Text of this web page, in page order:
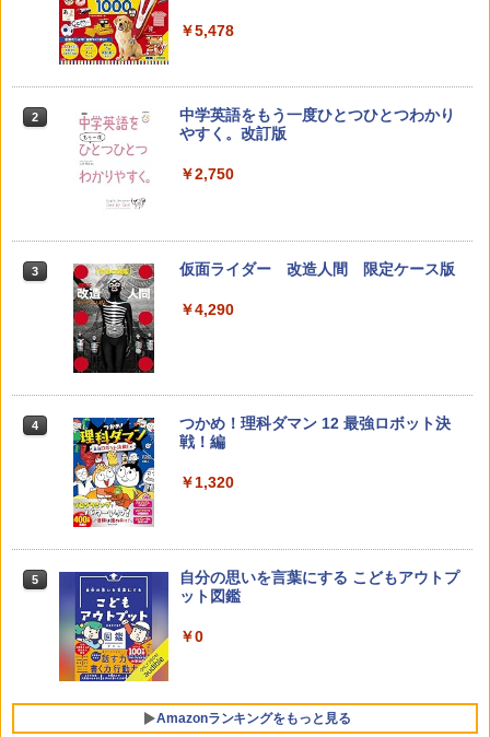
2
カウンセリングとは何か 変化するという
こと (講談社現代新書 2787)
￥1,540
3 先生のためのGoogle AI完全攻略図鑑
￥-
4
向山洋一の系譜、その先へ 授業の腕を磨
く法則: 教育技術が子供の可能性を伸ば
5 子どもが変わる魔法の言葉
￥2,200
知育玩具 おもちゃ 5歳以上 KUMON PN-
￥4,046
パイロット スイスイおえかき for Study
何回も書ける! れんしゅうボード ひらが
￥2,073
￥2,127
早期開発 (スタンダード・エディション)
￥2,959
磁気 テーブルゲーム こども プレゼント
￥5,478
2
中学英語をもう一度ひとつひとつわかり
やすく。改訂版
￥2,750
3 仮面ライダー 改造人間 限定ケース版
￥4,290
4
つかめ！理科ダマン 12 最強ロボット決
戦！編
￥1,320
5
自分の思いを言葉にする こどもアウトプ
ット図鑑
￥0
Amazonランキングをもっと見る